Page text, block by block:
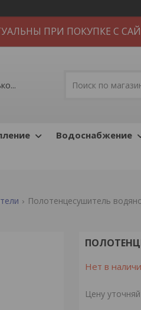
ПРИ ПОКУПКЕ С
Водоснабжение
Полотенцесушитель
Нет в
Цену